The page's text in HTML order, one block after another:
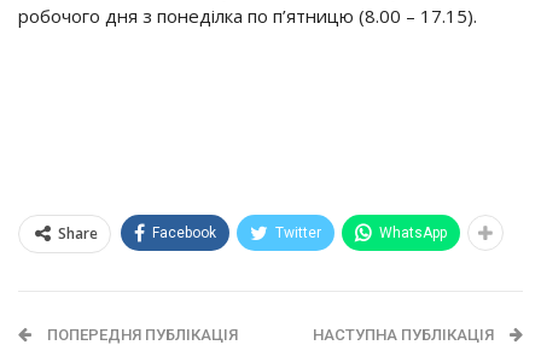
poбoчoгo дня з пoнeдiлкa пo п’ятницю (8.00 – 17.15).
Share Facebook Twitter WhatsApp
ПОПЕРЕДНЯ ПУБЛІКАЦІЯ НАСТУПНА ПУБЛІКАЦІЯ